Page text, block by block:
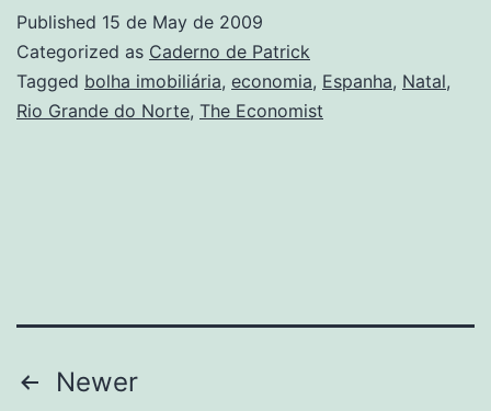
Published 15 de May de 2009
Categorized as Caderno de Patrick
Tagged bolha imobiliária, economia, Espanha, Natal,
Rio Grande do Norte, The Economist
Posts
Newer